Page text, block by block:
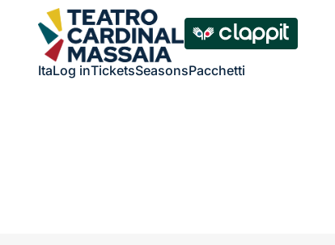
ItaLog inTicketsSeasonsPacchetti